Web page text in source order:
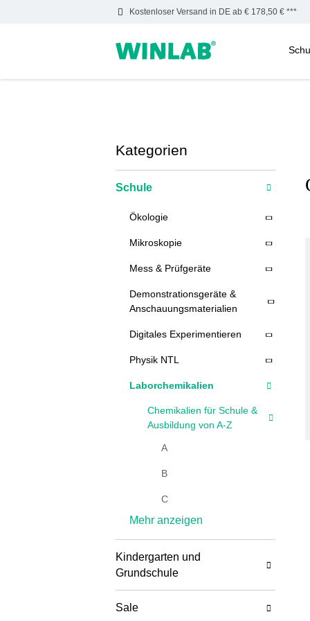
Kostenloser Versand in DE ab € 178,50 € ***
Kategorien
Schule
Ökologie
Mikroskopie
Mess & Prüfgeräte
Demonstrationsgeräte &
Anschauungsmaterialien
Digitales Experimentieren
Physik NTL
Laborchemikalien
Chemikalien für Schule &
Ausbildung von A-Z
A
B
C
D
F
Mehr anzeigen
Kindergarten und
Grundschule
Sale